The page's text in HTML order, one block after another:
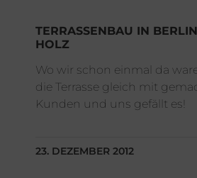
TERRASSENBAU IN
HOLZ
Wo wir schon einmal da
die Terrasse gleich mit
Kunden und uns gefällt es!
23. DEZEMBER 2012